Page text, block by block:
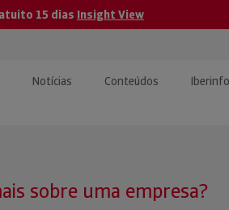
15 dias Insight View
Notícias Conteúdos
sobre uma empresa?